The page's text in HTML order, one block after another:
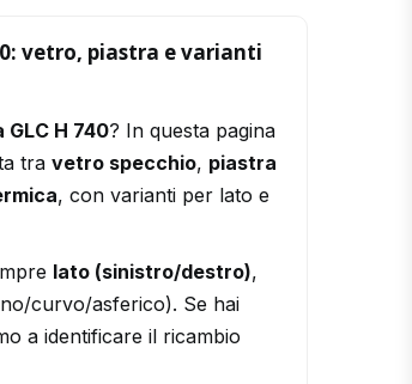
vetro, piastra e varianti
H 740? In questa pagina
tra vetro specchio, piastra
, con varianti per lato e
lato (sinistro/destro),
curvo/asferico). Se hai
a identificare il ricambio